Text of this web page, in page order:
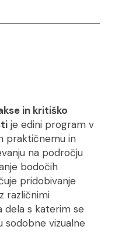
in kritiško
je edini program v
praktičnemu in
na področju
bodočih
pridobivanje
različnimi
dela s katerim se
sodobne vizualne